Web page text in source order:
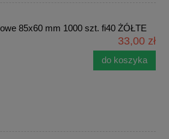
85x60 mm 1000 szt. fi40 ŻÓŁTE
33,00 zł
do koszyka